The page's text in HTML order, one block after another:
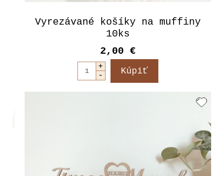
Vyrezávané košíky na muffiny
10ks
2,00 €